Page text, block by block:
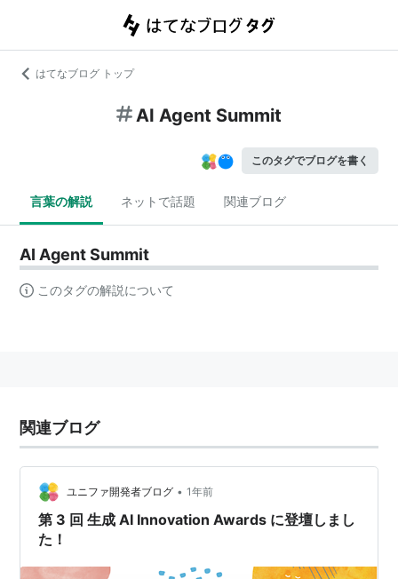
はてなブログ トップ
AI Agent Summit
このタグでブログを書く
言葉の解説 ネットで話題 関連ブログ
AI Agent Summit
このタグの解説について
関連ブログ
ユニファ開発者ブログ • 1年前
第 3 回 生成 AI Innovation Awards に登壇しまし
た！